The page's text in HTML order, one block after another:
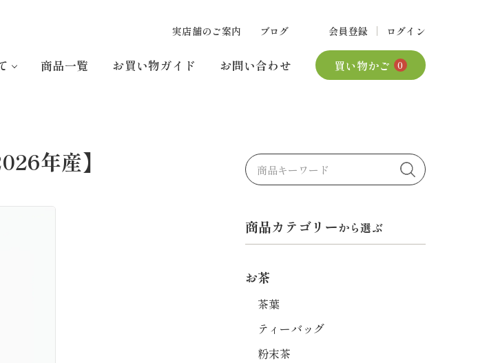
実店舗のご案内 ブログ 会員登録 ログイン
商品一覧 お買い物ガイド お問い合わせ 買い物かご 0
年産】
商品カテゴリーから選ぶ
お茶
茶葉
ティーバッグ
粉末茶